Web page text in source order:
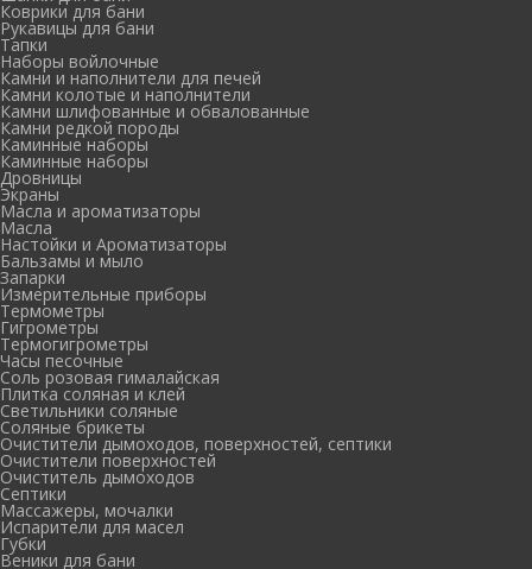
Коврики для бани
Рукавицы для бани
Тапки
Наборы войлочные
Камни и наполнители для печей
Камни колотые и наполнители
Камни шлифованные и обвалованные
Камни редкой породы
Каминные наборы
Каминные наборы
Дровницы
Экраны
Масла и ароматизаторы
Масла
Настойки и Ароматизаторы
Бальзамы и мыло
Запарки
Измерительные приборы
Термометры
Гигрометры
Термогигрометры
Часы песочные
Соль розовая гималайская
Плитка соляная и клей
Светильники соляные
Соляные брикеты
Очистители дымоходов, поверхностей, септики
Очистители поверхностей
Очиститель дымоходов
Септики
Массажеры, мочалки
Испарители для масел
Губки
Веники для бани